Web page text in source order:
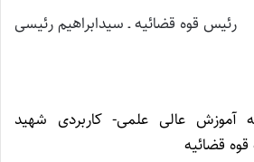
رئیس قوه قضائیه ـ سیدابراهیم رئیسی
آموزش عالی علمی- کاربردی شهید
قضائیه